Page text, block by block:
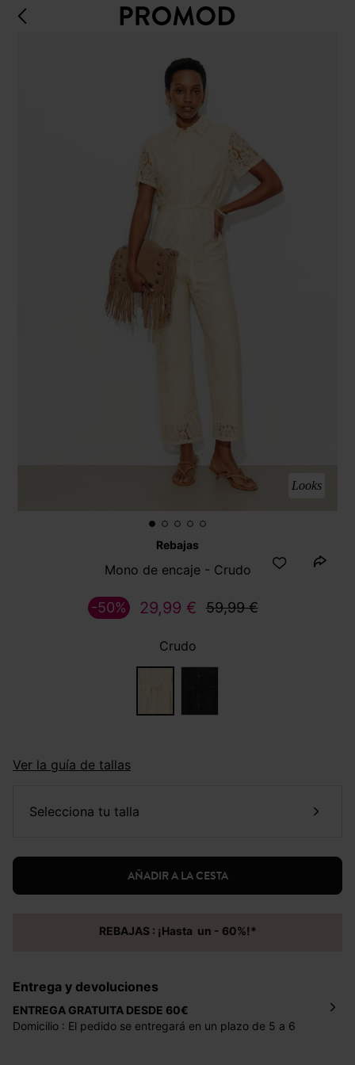
Looks
Rebajas
Mono de encaje - Crudo
29,99 € 59,99 €
-50%
Crudo
Ver la guía de tallas
selecciona tu talla
AÑADIR A LA CESTA
REBAJAS : ¡Hasta un - 60%!*
Entrega y devoluciones
ENTREGA GRATUITA DESDE 60€
Domicilio : El pedido se entregará en un plazo de 5 a 6